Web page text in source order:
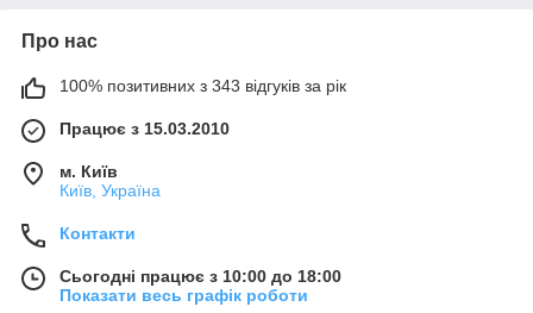
Про нас
100% позитивних з 343 відгуків за рік
Працює з 15.03.2010
м. Київ
Київ, Україна
Контакти
Сьогодні працює з 10:00 до 18:00
Показати весь графік роботи